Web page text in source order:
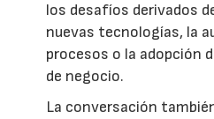
los desafíos derivados
nuevas tecnologías, la
procesos o la adopción
de negocio.
La conversación